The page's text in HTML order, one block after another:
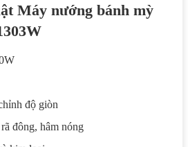
Máy nướng bánh mỳ
độ giòn
đông, hâm nóng